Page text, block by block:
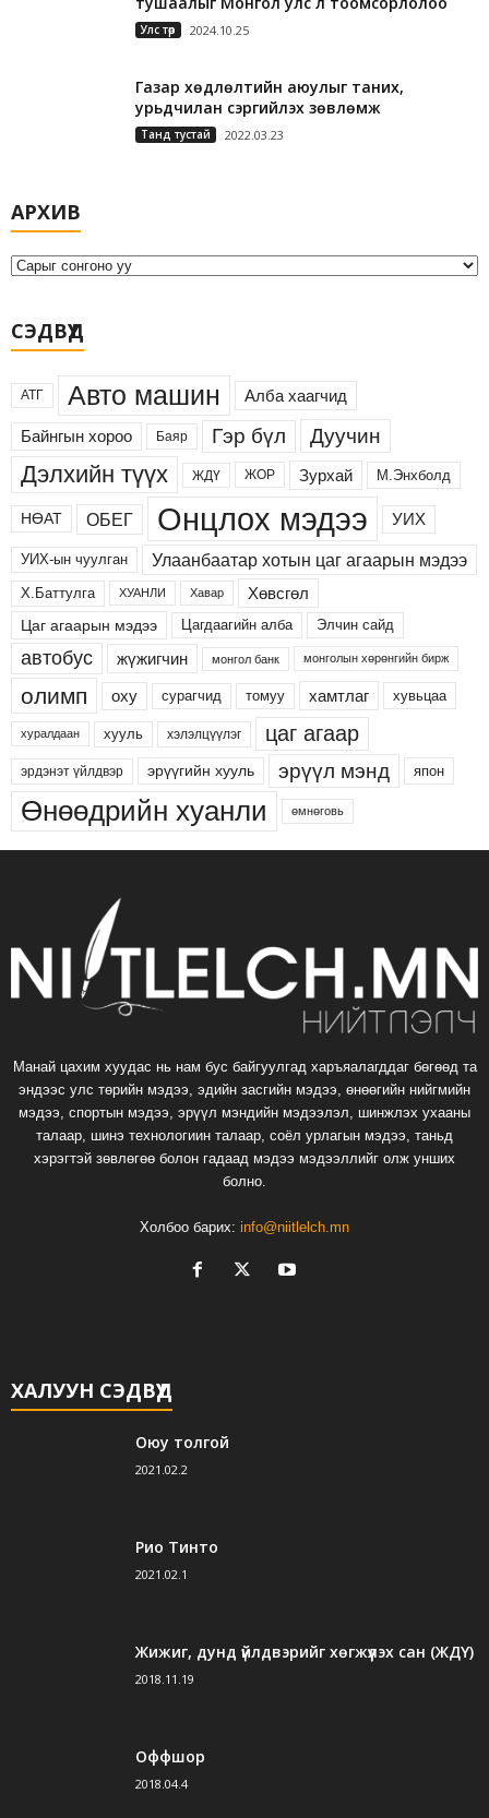
Улс төр 2024.10.25
Газар хөдлөлтийн аюулыг таних,
урьдчилан сэргийлэх зөвлөмж
Танд тустай 2022.03.23
АРХИВ
и
СЭДВҮҮД
АТГ Авто машин Алба хаагчид
Байнгын хороо Баяр Гэр бүл Дуучин
Дэлхийн түүх ЖДҮ ЖОР Зурхай М.Энхболд
НӨАТ ОБЕГ Онцлох мэдээ УИХ
УИХ-ын чуулган Улаанбаатар хотын цаг агаарын мэдээ
Х.Баттулга ХУАНЛИ Хавар Хөвсгөл
Цаг агаарын мэдээ Цагдаагийн алба Элчин сайд
автобус жүжигчин монгол банк монголын хөрөнгийн бирж
олимп оху сурагчид томуу хамтлаг хувьцаа
хуралдаан хууль хэлэлцүүлэг цаг агаар
эрдэнэт үйлдвэр эрүүгийн хууль эрүүл мэнд япон
Өнөөдрийн хуанли өмнөговь
Манай цахим хуудас нь нам бус байгуулгад харъяалагддаг бөгөөд та
эндээс улс төрийн мэдээ, эдийн засгийн мэдээ, өнөөгийн нийгмийн
мэдээ, спортын мэдээ, эрүүл мэндийн мэдээлэл, шинжлэх ухааны
талаар, шинэ технологиин талаар, соёл урлагын мэдээ, таньд
хэрэгтэй зөвлөгөө болон гадаад мэдээ мэдээллийг олж унших
болно.
Холбоо барих: info@niitlelch.mn
ХАЛУУН СЭДВҮҮД
Оюу толгой
2021.02.2
Рио Тинто
2021.02.1
Жижиг, дунд үйлдвэрийг хөгжүүлэх сан (ЖДҮ)
2018.11.19
Оффшор
2018.04.4